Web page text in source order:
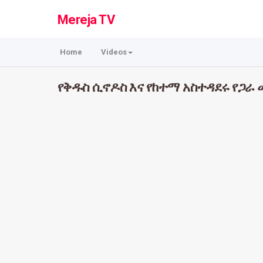
Mereja TV
Home Videos
የቅዱስ ሲኖዶስ እና የከተማ አስተዳደሩ